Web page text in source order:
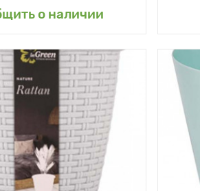
о наличии
в мой сад